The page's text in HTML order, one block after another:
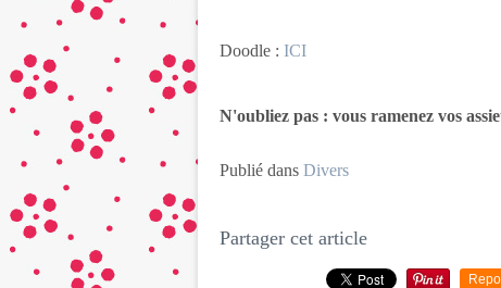
Doodle : ICI
N'oubliez pas : vous ramenez vos
Publié dans Divers
Partager cet article